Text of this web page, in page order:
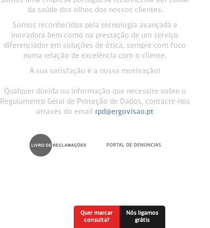
da saúde dos olhos dos nossos clientes.
Somos reconhecidos pela tecnologia avançada e
inovadora bem como na prestação de um serviço
diferenciador em soluções de ótica, sempre com foco
numa relação de excelência com o cliente.
A sua satisfação é a nossa motivação!
Qualquer dúvida ou informação que necessite sobre o
Regulamento Geral de Proteção de Dados, contacte-nos
através do email rpd@ergovisao.pt
Quer marcar
consulta?
Nós ligamos
grátis